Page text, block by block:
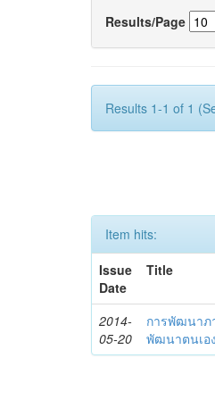
Results/Page
Results 1-1 of 1
Item hits:
Issue
Date
Title
2014-
05-20
การพัฒนาภ
พัฒนาตนเอ